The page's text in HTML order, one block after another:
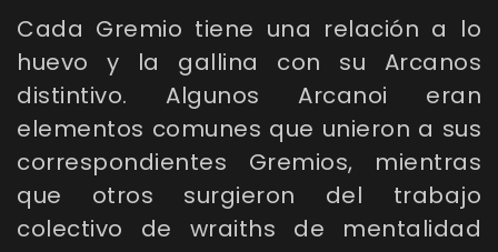
Cada Gremio tiene una relación a lo
huevo y la gallina con su Arcanos
distintivo. Algunos Arcanoi eran
elementos comunes que unieron a sus
correspondientes Gremios, mientras
que otros surgieron del trabajo
colectivo de wraiths de mentalidad